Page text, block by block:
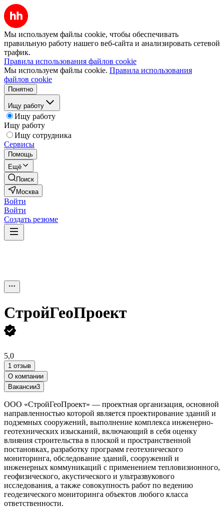
Мы используем файлы cookie, чтобы обеспечивать
правильную работу нашего веб-сайта и анализировать сетевой
трафик.
Правила использования файлов cookie
Мы используем файлы cookie. Правила использования
файлов cookie
Понятно
Ищу работу
Ищу работу
Ищу работу
Ищу сотрудника
Сервисы
Помощь
Ещё
Поиск
Москва
Войти
Войти
Создать резюме
СтройГеоПроект
5,0
1 отзыв
О компании
Вакансии3
ООО «СтройГеоПроект» — проектная организация, основной
направленностью которой является проектирование зданий и
подземных сооружений, выполнение комплекса инженерно-
геотехнических изысканий, включающий в себя оценку
влияния строительства в плоской и пространственной
постановках, разработку программ геотехнического
мониторинга, обследование зданий, сооружений и
инженерных коммуникаций с применением тепловизионного,
геофизического, акустического и ультразвукового
исследования, а также совокупность работ по ведению
геодезического мониторинга объектов любого класса
ответственности.